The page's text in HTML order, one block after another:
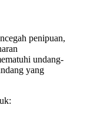
penipuan,
undang-
yang